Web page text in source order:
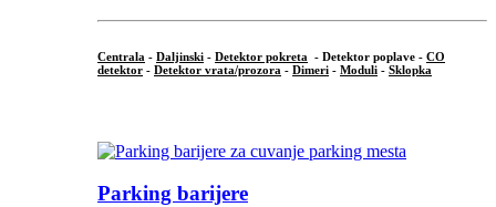
Centrala - Daljinski - Detektor pokreta - Detektor poplave - CO
detektor - Detektor vrata/prozora - Dimeri - Moduli - Sklopka
Parking barijere